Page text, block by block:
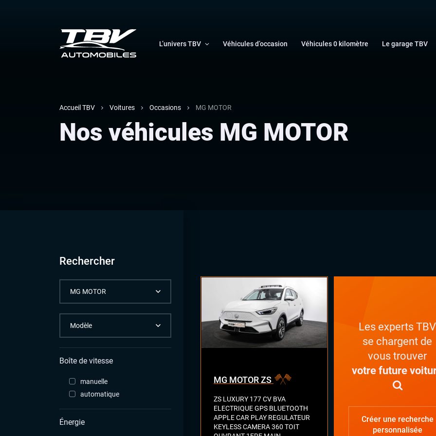
L’univers TBV Véhicules d’occasion Véhicules 0 kilomètre Le garage TBV
Accueil TBV Voitures Occasions MG MOTOR
Nos véhicules MG MOTOR
Rechercher
Boîte de vitesse
manuelle
automatique
Énergie
MG MOTOR ZS
ZS LUXURY 177 CV BVA
ELECTRIQUE GPS BLUETOOTH
APPLE CAR PLAY REGULATEUR
KEYLESS CAMERA 360 TOIT
Les experts TBV
se chargent de
vous trouver
votre future
Créer une recherche
personnalisée